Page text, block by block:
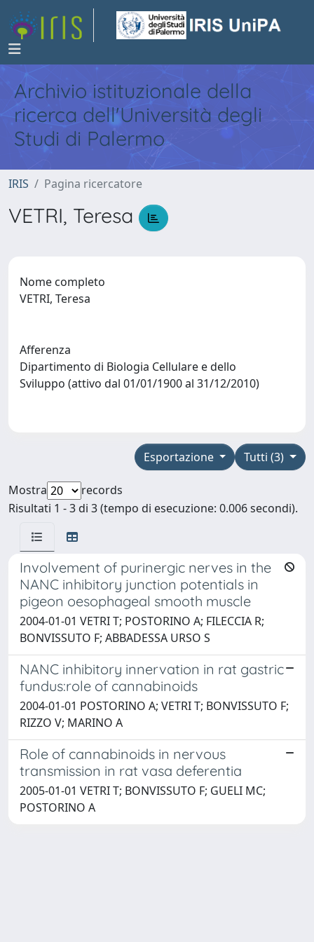
Archivio istituzionale della
ricerca dell'Università degli
Studi di Palermo
IRIS Pagina ricercatore
VETRI, Teresa
Nome completo
VETRI, Teresa
Afferenza
Dipartimento di Biologia Cellulare e dello
Sviluppo (attivo dal 01/01/1900 al 31/12/2010)
Tutti (3)
Esportazione
Mostra
records
Risultati 1 - 3 di 3 (tempo di esecuzione: 0.006 secondi).
Involvement of purinergic nerves in the
NANC inhibitory junction potentials in
pigeon oesophageal smooth muscle
2004-01-01 VETRI T; POSTORINO A; FILECCIA R;
BONVISSUTO F; ABBADESSA URSO S
NANC inhibitory innervation in rat gastric
fundus:role of cannabinoids
2004-01-01 POSTORINO A; VETRI T; BONVISSUTO F;
RIZZO V; MARINO A
Role of cannabinoids in nervous
transmission in rat vasa deferentia
2005-01-01 VETRI T; BONVISSUTO F; GUELI MC;
POSTORINO A